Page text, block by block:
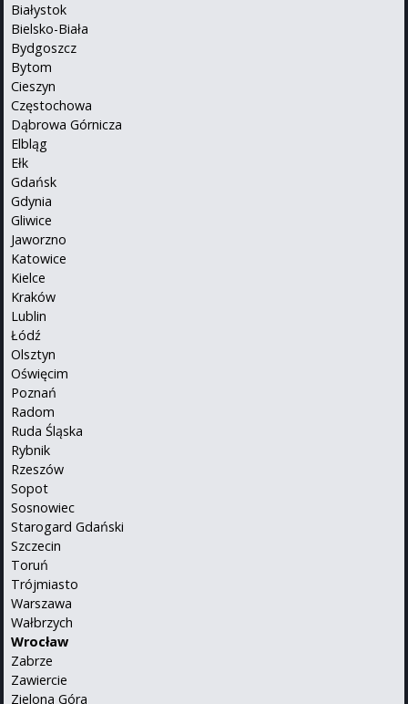
Białystok
Bielsko-Biała
Bydgoszcz
Bytom
Cieszyn
Częstochowa
Dąbrowa Górnicza
Elbląg
Ełk
Gdańsk
Gdynia
Gliwice
Jaworzno
Katowice
Kielce
Kraków
Lublin
Łódź
Olsztyn
Oświęcim
Poznań
Radom
Ruda Śląska
Rybnik
Rzeszów
Sopot
Sosnowiec
Starogard Gdański
Szczecin
Toruń
Trójmiasto
Warszawa
Wałbrzych
Wrocław
Zabrze
Zawiercie
Zielona Góra